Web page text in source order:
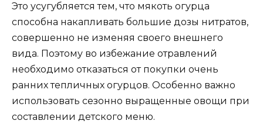
Это усугубляется тем, что мякоть огурца
способна накапливать большие дозы нитратов,
совершенно не изменяя своего внешнего
вида. Поэтому во избежание отравлений
необходимо отказаться от покупки очень
ранних тепличных огурцов. Особенно важно
использовать сезонно выращенные овощи при
составлении детского меню.